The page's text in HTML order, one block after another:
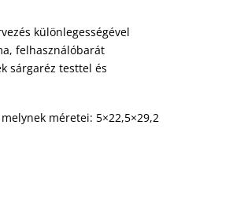
különlegességével
felhasználóbarát
sárgaréz testtel és
méretei: 5×22,5×29,2